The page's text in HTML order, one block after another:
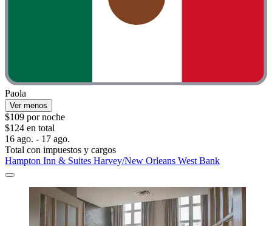
Paola
Ver menos
$109 por noche
$124 en total
16 ago. - 17 ago.
Total con impuestos y cargos
Hampton Inn & Suites Harvey/New Orleans West Bank